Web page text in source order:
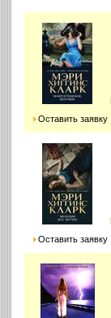
Оставить заявку
Оставить заявку